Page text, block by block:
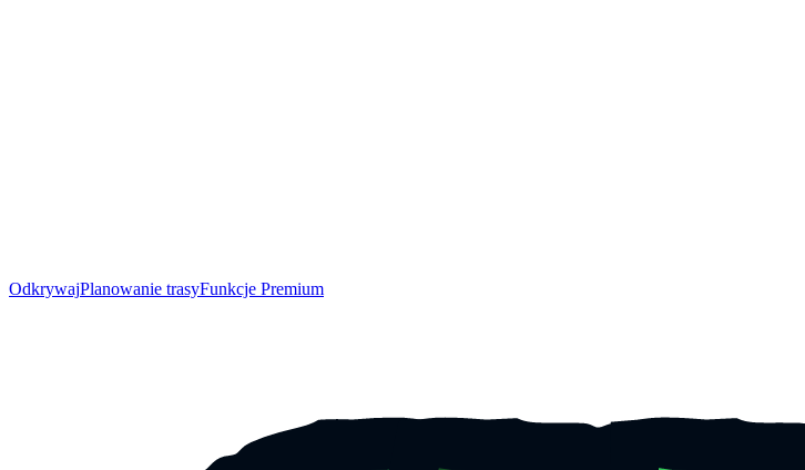
OdkrywajPlanowanie trasyFunkcje Premium